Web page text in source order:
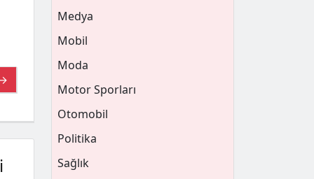
Medya
Mobil
Moda
Motor Sporları
Otomobil
Politika
Sağlık